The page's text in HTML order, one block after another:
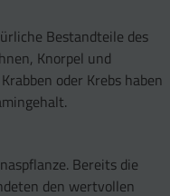
Bestandteile des
Knorpel und
oder Krebs haben
Bereits die
den wertvollen